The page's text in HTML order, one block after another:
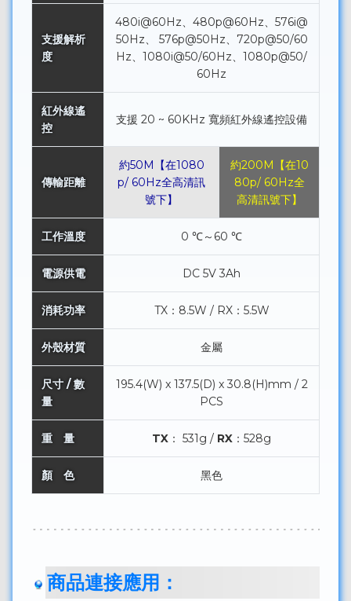
支援解析
度
480i@60Hz、480p@60Hz、576i@
50Hz、 576p@50Hz、720p@50/60
Hz、1080i@50/60Hz、1080p@50/
60Hz
紅外線遙
控
支援 20 ~ 60KHz 寬頻紅外線遙控設備
傳輸距離
約50M【在1080
p/ 60Hz全高清訊
號下】
約200M【在10
80p/ 60Hz全
高清訊號下】
工作溫度 0 ℃～60 ℃
電源供電 DC 5V 3Ah
消耗功率 TX：8.5W / RX：5.5W
外殼材質 金屬
尺寸 / 數
量
195.4(W) x 137.5(D) x 30.8(H)mm / 2
PCS
重 量 TX ： 531g / RX ：528g
顏 色 黑色
商品連接應用：